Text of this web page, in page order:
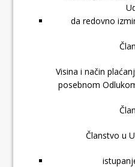
da redovno
Visina i način
posebnom
Članstvo u